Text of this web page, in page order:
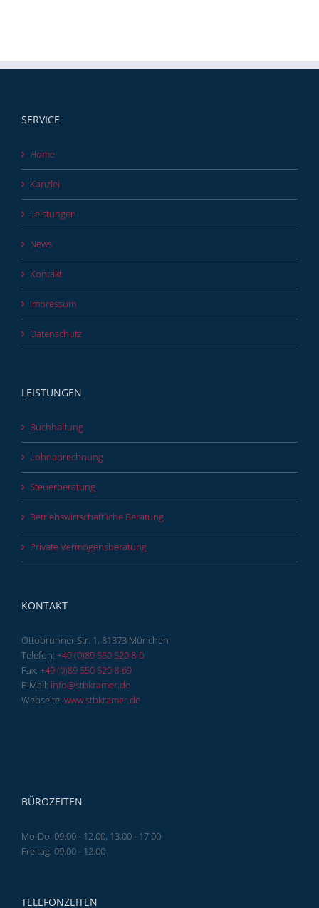
SERVICE
Home
Kanzlei
Leistungen
News
Kontakt
Impressum
Datenschutz
LEISTUNGEN
Buchhaltung
Lohnabrechnung
Steuerberatung
Betriebswirtschaftliche Beratung
Private Vermögensberatung
KONTAKT
Ottobrunner Str. 1, 81373 München
Telefon: +49 (0)89 550 520 8-0
Fax: +49 (0)89 550 520 8-69
E-Mail: info@stbkramer.de
Webseite: www.stbkramer.de
BÜROZEITEN
Mo-Do: 09.00 - 12.00, 13.00 - 17.00
Freitag: 09.00 - 12.00
TELEFONZEITEN